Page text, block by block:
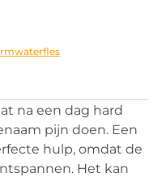
na een dag hard
pijn doen. Een
hulp, omdat de
Het kan